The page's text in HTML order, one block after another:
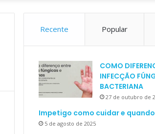
Recente Popular
COMO
INFECÇÃO
BACTERIANA
27 de outubro de
Impetigo como cuidar e
5 de agosto de 2025